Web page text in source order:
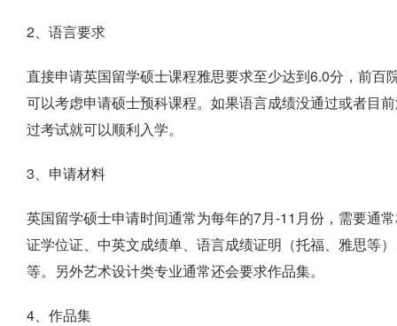
2、语言要求
直接申请英国留学硕士课程雅思要求至少达到6.0分，前
可以考虑申请硕士预科课程。如果语言成绩没通过或者目
过考试就可以顺利入学。
3、申请材料
英国留学硕士申请时间通常为每年的7月-11月份，需要通
证学位证、中英文成绩单、语言成绩证明（托福、雅思等
等。另外艺术设计类专业通常还会要求作品集。
4、作品集